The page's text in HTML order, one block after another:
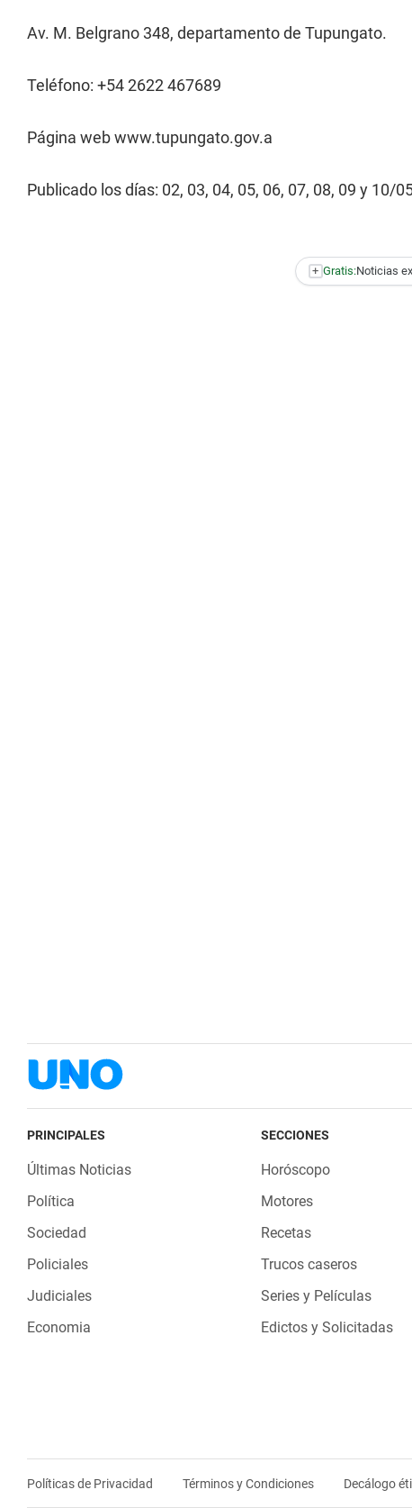
Av. M. Belgrano 348, departamento de Tupungato.
Teléfono: +54 2622 467689
Página web www.tupungato.gov.a
Publicado los días: 02, 03, 04, 05, 06, 07, 08, 09 y 10/
+ Gratis:Noticias
PRINCIPALES
Últimas Noticias
Política
Sociedad
Policiales
Judiciales
Economia
SECCIONES
Horóscopo
Motores
Recetas
Trucos caseros
Series y Películas
Edictos y Solicitadas
Políticas de Privacidad Términos y Condiciones Decálogo